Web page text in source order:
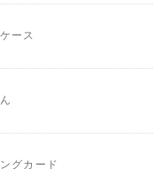
ース
グカード